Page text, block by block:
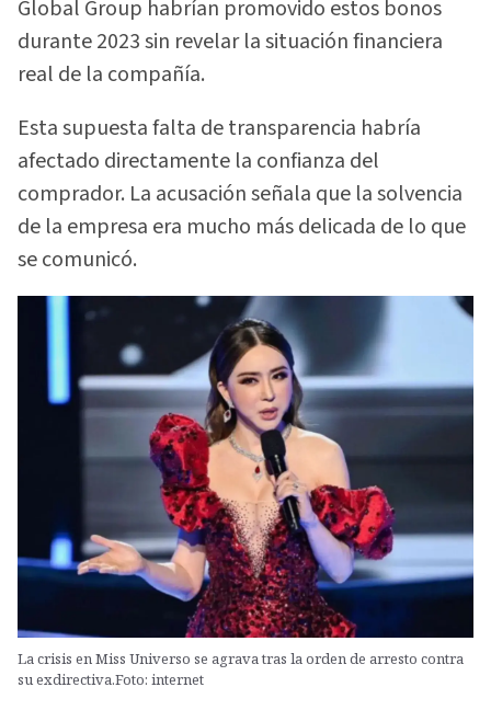
Global Group habrían promovido estos bonos
durante 2023 sin revelar la situación financiera
real de la compañía.
Esta supuesta falta de transparencia habría
afectado directamente la confianza del
comprador. La acusación señala que la solvencia
de la empresa era mucho más delicada de lo que
se comunicó.
La crisis en Miss Universo se agrava tras la orden de arresto contra
su exdirectiva.Foto: internet